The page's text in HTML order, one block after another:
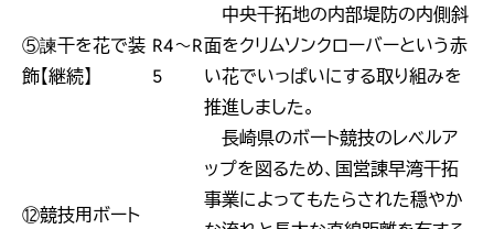
⑤諫干を花で装
飾【継続】
R4～R
5
中央干拓地の内部堤防の内側斜
面をクリムソンクローバーという赤
い花でいっぱいにする取り組みを
推進しました。
⑫競技用ボート
長崎県のボート競技のレベルア
ップを図るため、国営諌早湾干拓
事業によってもたらされた穏やか